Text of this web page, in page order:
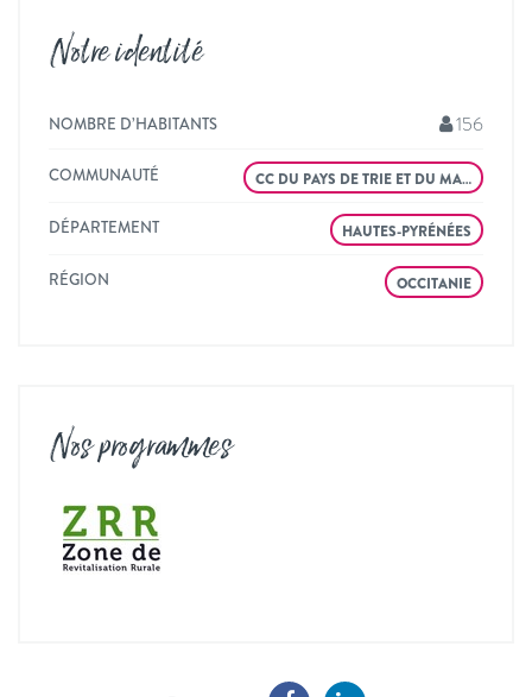
Notre identité
NOMBRE D’HABITANTS 156
COMMUNAUTÉ CC DU PAYS DE TRIE ET DU MA…
DÉPARTEMENT HAUTES-PYRÉNÉES
RÉGION OCCITANIE
Nos programmes